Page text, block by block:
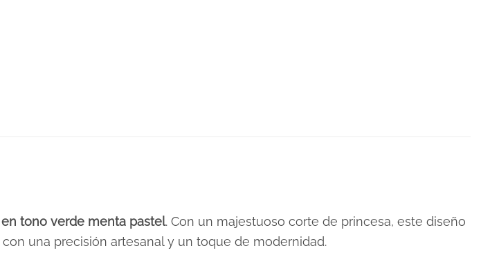
tono verde menta pastel. Con un majestuoso corte de princesa, este diseño
una precisión artesanal y un toque de modernidad.